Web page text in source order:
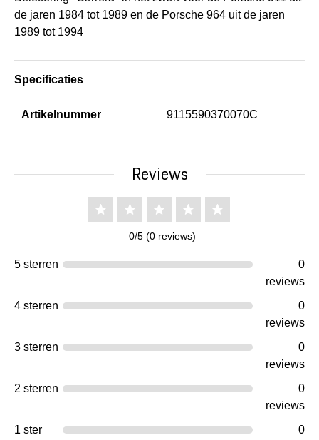
de jaren 1984 tot 1989 en de Porsche 964 uit de jaren
1989 tot 1994
Specificaties
Artikelnummer 9115590370070C
Reviews
0/5 (0 reviews)
5 sterren
0
reviews
4 sterren
0
reviews
3 sterren
0
reviews
2 sterren
0
reviews
1 ster
0